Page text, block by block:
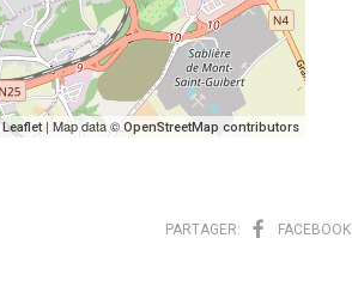
Leaflet| Map data ©OpenStreetMap contributors
PARTAGER: FACEBOOK